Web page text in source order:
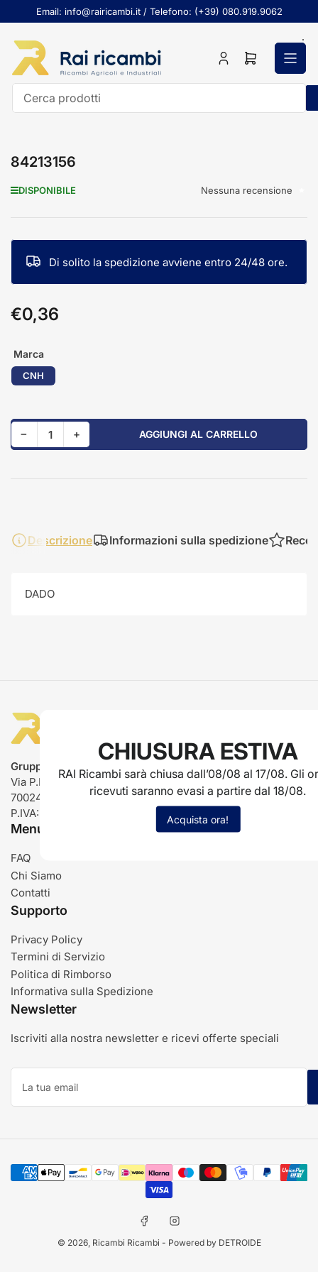
al
contenuto
Email: info@rairicambi.it / Telefono: (+39) 080.919.9062
AccediApri
84213156
DISPONIBILE Nessuna recensione
Di solito la spedizione avviene entro 24/48 ore.
Prezzo
standard
€0,36
Marca
CNH
−Riduci quantità per 84213156
Quantità +Aumenta quantità per 84213156 AGGIUNGI AL CARRELLO
Descrizione Informazioni sulla spedizione
DADO
Gruppo Rai ricambi
Via P.L. Nervi, 66
70024 Gravina in Puglia (BA)
P.IVA: IT03485840726
Menu
FAQ
Chi Siamo
Contatti
Supporto
Privacy Policy
Termini di Servizio
Politica di Rimborso
Informativa sulla Spedizione
Newsletter
Iscriviti alla nostra newsletter e ricevi offerte speciali
La
tua
Modalità
di
pagamento
FacebookInstagram
© 2026, Ricambi Ricambi - Powered by DETROIDE
CHIUSURA ESTIVA
RAI Ricambi sarà chiusa dall’08/08 al 17/08. Gli
ricevuti saranno evasi a partire dal 18/08.
Acquista ora!